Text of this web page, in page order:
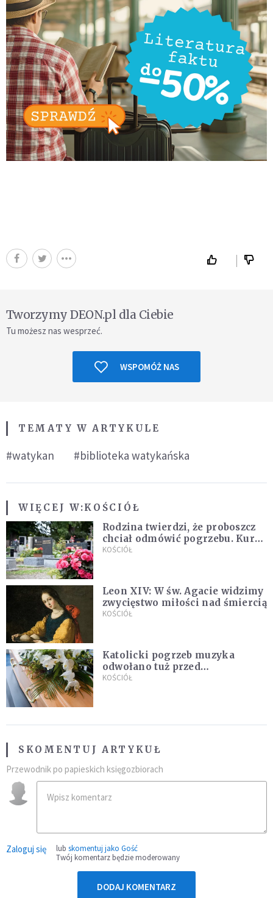
Tworzymy DEON.pl dla Ciebie
Tu możesz nas wesprzeć.
WSPOMÓŻ NAS
TEMATY W ARTYKULE
#watykan #biblioteka watykańska
WIĘCEJ W:KOŚCIÓŁ
Rodzina twierdzi, że proboszcz
chciał odmówić pogrzebu. Kuria
zapowiada wyjaśnienia
KOŚCIÓŁ
Leon XIV: W św. Agacie widzimy
zwycięstwo miłości nad śmiercią
KOŚCIÓŁ
Katolicki pogrzeb muzyka
odwołano tuż przed
uroczystością. Powodem była
KOŚCIÓŁ
SKOMENTUJ ARTYKUŁ
Przewodnik po papieskich księgozbiorach
Zaloguj się lub skomentuj jako Gość
Twój komentarz będzie moderowany
DODAJ KOMENTARZ